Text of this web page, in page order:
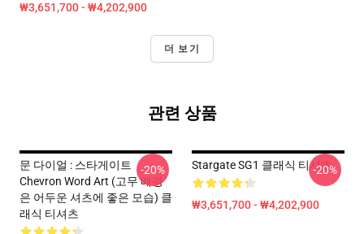
₩3,651,700 - ₩4,202,900
더 보기
관련 상품
문 다이얼 : 스타게이트
Chevron Word Art (고무 배경
은 어두운 셔츠에 좋은 모습) 클
래식 티셔츠
-20% Stargate SG1 클래식 티셔츠
₩3,651,700 - ₩4,202,900
-20%